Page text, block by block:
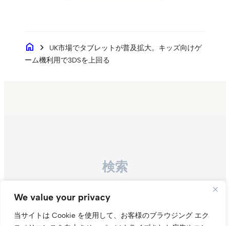
We value your privacy
当サイトは Cookie を使用して、お客様のブラウジング エク
home chevron_right
UK市場でタブレットが普及拡大。キッズ向けゲ
ーム機利用で3DSを上回る
検索
Search